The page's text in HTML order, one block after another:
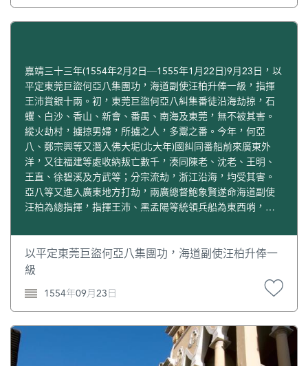
生和救護等工作。1939年公共救護隊成為軍事化部隊，
的軍事化保安部隊。
參考資料：
吳志良、楊允中主編：《澳門百科全書》，澳門基金
會，2005年修訂版。
湯開建：《天朝異化之角──16-19世紀西洋文明在澳
門》（上卷），暨南大學出版社，2016年。
“發展沿革”，載澳門特別行政區政府治安警察局網：
http://www.pj.gov.mo/Web//Policia/history.html 。
“發展沿革”，載澳門特別行政區政府消防局網：
http://www.fsm.gov.mo/cb/about/%E7%99%BC%E5
“歷史發展”，載澳門特別行政區政府澳門保安部隊網：
https://www.fsm.gov.mo/cht/history/history.aspx
嘉靖三十三年(1554年2月2日─1555年1月22日)9月23日，以
平定東莞巨盜何亞八集團功，海道副使汪柏升俸一級，指揮
王沛賞銀十兩。初，東莞巨盜何亞八糾集番徒沿海劫掠，石
蠼、白沙、香山、新會、番禺、南海及東莞，無不被其害。
縱火劫村，擄掠男婦，所擄之人，多鬻之番。今年，何亞
八、鄭宗興等又潛入佛大坭(北大年)國糾同番船前來廣東外
洋，又往福建等處收納叛亡數千，湊同陳老、沈老、王明、
王直、徐碧溪及方武等；分宗流劫，浙江沿海，均受其害。
亞八等又進入廣東地方打劫，兩廣總督鮑象賢遂命海道副使
汪柏為總指揮，指揮王沛、黑孟陽等統領兵船為東西哨，隨
百餘級，指揮王沛並生擒何亞八。三洲環即上川島，當時萊
奧內爾，索薩船長正率眾船停泊“上川諸島”，故上川港當時
停駐有很多葡萄牙的武裝商船。三洲環之戰亦是因為有葡萄
牙武裝商船的參戰，遂能將強大的何亞八集團擊敗。故霍與
瑕言，何亞八之流對葡萄牙人不敢正目而視。《明世宗實
錄》卷413，嘉靖三十三年八月己未。黃佐：《(嘉靖)廣東通
志》卷66《外志》3、卷70《外志》7；霍與瑕：《勉齋集》
卷17職方雜著》；靳文謨：《(康熙)新安縣志》卷11《寇
盜》。羅理路(R. M. Loureiro)：《澳門尋根》附錄文獻3索薩
以平定東莞巨盜何亞八集團功，海道副使汪柏升俸一
級
1554年09月23日